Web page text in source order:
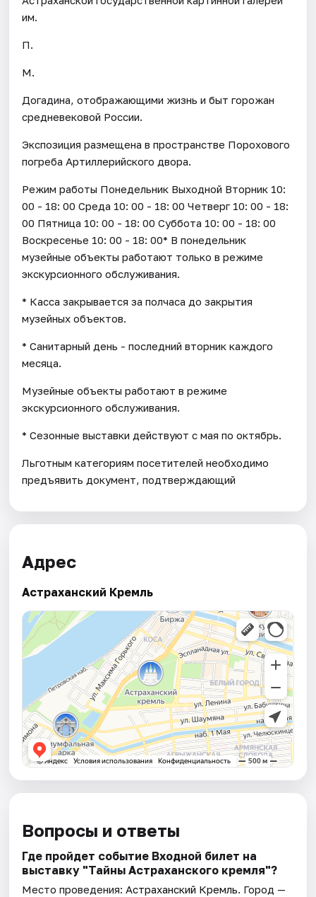
им.
П.
М.
Догадина, отображающими жизнь и быт горожан
средневековой России.
Экспозиция размещена в пространстве Порохового
погреба Артиллерийского двора.
Режим работы Понедельник Выходной Вторник 10:
00 - 18: 00 Среда 10: 00 - 18: 00 Четверг 10: 00 - 18:
00 Пятница 10: 00 - 18: 00 Суббота 10: 00 - 18: 00
Воскресенье 10: 00 - 18: 00* В понедельник
музейные объекты работают только в режиме
экскурсионного обслуживания.
* Касса закрывается за полчаса до закрытия
музейных объектов.
* Санитарный день - последний вторник каждого
месяца.
Музейные объекты работают в режиме
экскурсионного обслуживания.
* Cезонные выставки действуют с мая по октябрь.
Льготным категориям посетителей необходимо
предъявить документ, подтверждающий
Адрес
Астраханский Кремль
Вопросы и ответы
Где пройдет событие Входной билет на
выставку "Тайны Астраханского кремля"?
Место проведения:Астраханский Кремль. Город —